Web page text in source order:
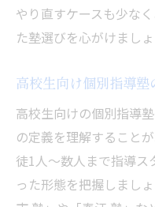
やり直すケースも少な
た塾選びを心がけましょ
高校生向け個別指導塾
高校生向けの個別指導
の定義を理解すること
徒1人～数人まで指導
った形態を把握しまし